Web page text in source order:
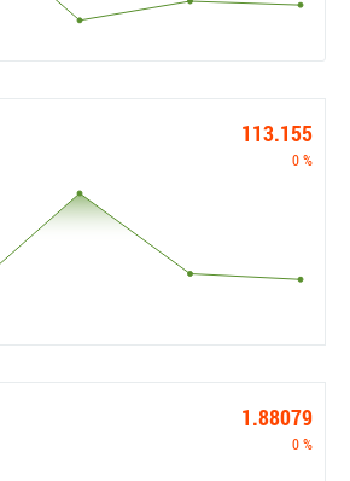
113.155
0 %
1.88079
0 %